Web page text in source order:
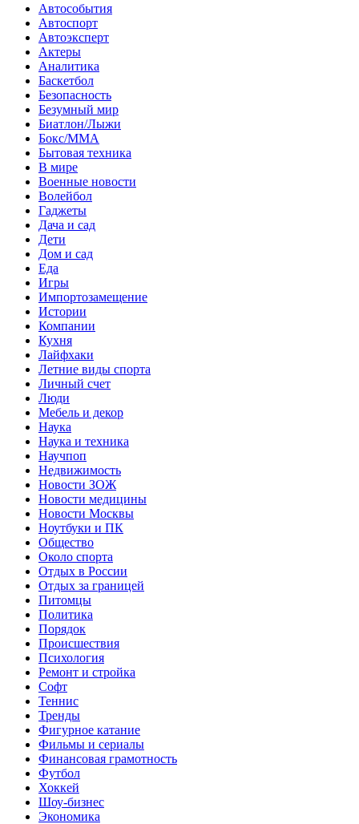
Автособытия
Автоспорт
Автоэксперт
Актеры
Аналитика
Баскетбол
Безопасность
Безумный мир
Биатлон/Лыжи
Бокс/MMA
Бытовая техника
В мире
Военные новости
Волейбол
Гаджеты
Дача и сад
Дети
Дом и сад
Еда
Игры
Импортозамещение
Истории
Компании
Кухня
Лайфхаки
Летние виды спорта
Личный счет
Люди
Мебель и декор
Наука
Наука и техника
Научпоп
Недвижимость
Новости ЗОЖ
Новости медицины
Новости Москвы
Ноутбуки и ПК
Общество
Около спорта
Отдых в России
Отдых за границей
Питомцы
Политика
Порядок
Происшествия
Психология
Ремонт и стройка
Софт
Теннис
Тренды
Фигурное катание
Фильмы и сериалы
Финансовая грамотность
Футбол
Хоккей
Шоу-бизнес
Экономика